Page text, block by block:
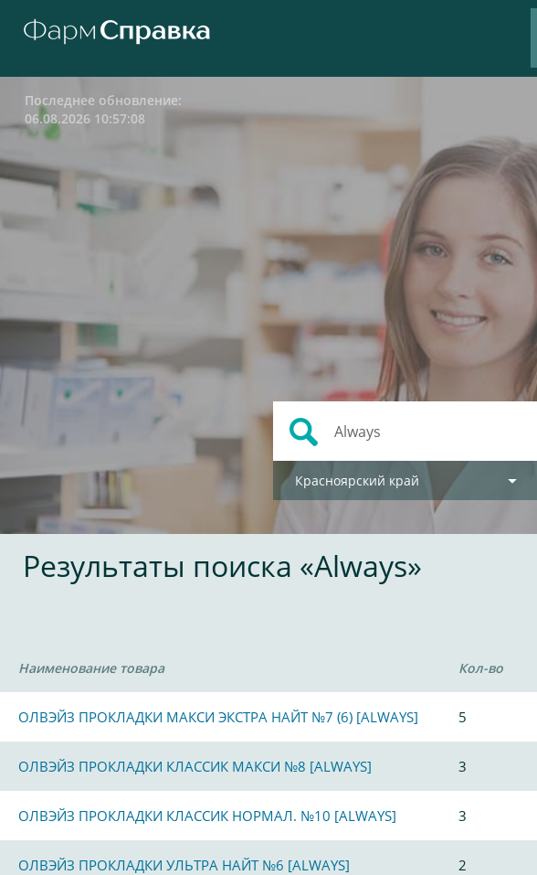
Последнее обновление:
06.08.2026 10:57:08
Красноярский край
Результаты поиска «Always»
Наименование товара Кол-во
ОЛВЭЙЗ ПРОКЛАДКИ МАКСИ ЭКСТРА НАЙТ №7 (6) [ALWAYS] 5
ОЛВЭЙЗ ПРОКЛАДКИ КЛАССИК МАКСИ №8 [ALWAYS] 3
ОЛВЭЙЗ ПРОКЛАДКИ КЛАССИК НОРМАЛ. №10 [ALWAYS] 3
ОЛВЭЙЗ ПРОКЛАДКИ УЛЬТРА НАЙТ №6 [ALWAYS] 2